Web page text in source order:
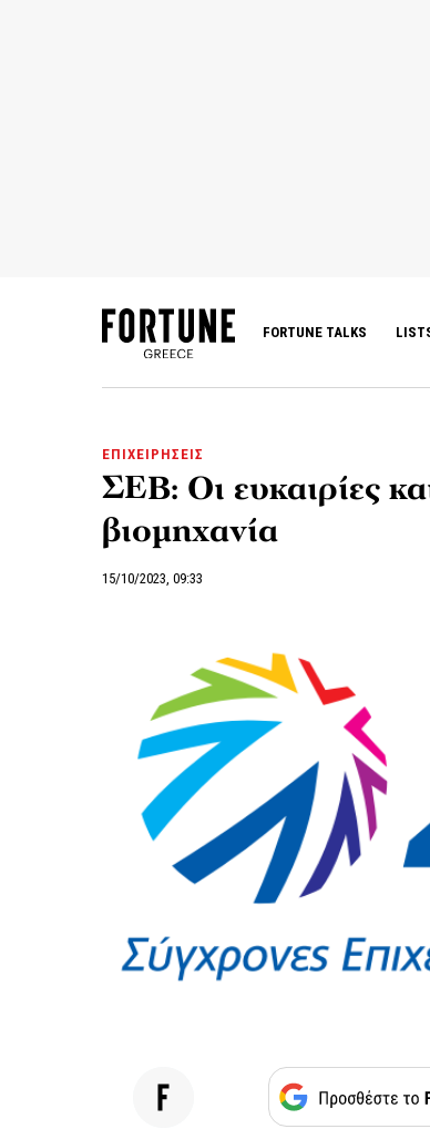
FORTUNE TALKS
ΕΠΙΧΕΙΡΗΣΕΙΣ
ΣΕΒ: Οι ευκαιρίες
βιομηχανία
15/10/2023, 09:33